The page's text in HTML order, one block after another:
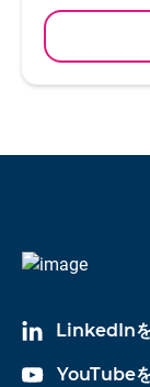
LinkedIn
YouTube